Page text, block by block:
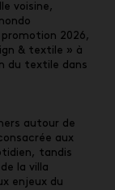
voisine,
2026,
& textile » à
du textile dans
autour de
aux
tandis
la villa
enjeux du